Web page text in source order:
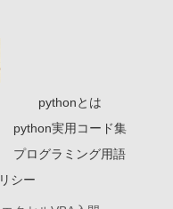
pythonとは
python実用コード集
プログラミング用語
シー